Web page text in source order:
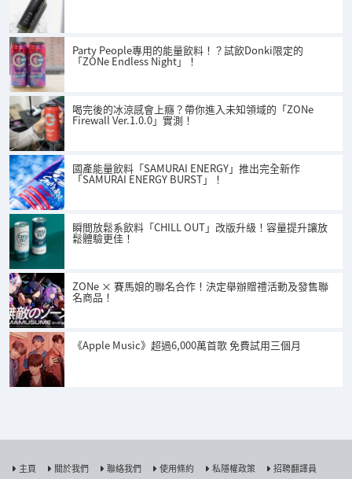
Party People專用的能量飲料！？試飲Donki限定的
「ZONe Endless Night」！
喝完後的冰涼感會上癮？帶你進入未知領域的「ZONe
Firewall Ver.1.0.0」實測！
國產能量飲料「SAMURAI ENERGY」推出完全新作
「SAMURAI ENERGY BURST」！
瞬間放鬆系飲料「CHILL OUT」改版升級！容量提升讓放
鬆體驗更佳！
ZONe × 賽馬娘的聯名合作！決定舉辦贈禮活動及發售聯
名商品！
《Apple Music》超過6,000萬首歌 免費試用三個月
主頁 關於我們 聯絡我們 使用條約 私隱權政策 招聘翻譯員